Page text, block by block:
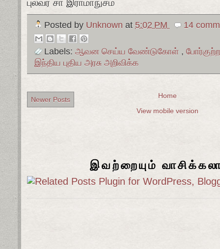
புலவர் சா இராமாநுசம்
Posted by Unknown at 5:02 PM 14
Labels: ஆவன செய்ய வேண்டுகோள் ,
இந்திய புதிய அரசு அறிவிக்க
Newer Posts
Home
View mobile version
இவற்றையும்